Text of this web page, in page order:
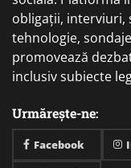
obligații, interviuri,
tehnologie,
promovează
inclusiv subiecte
Urmărește-ne:
Facebook